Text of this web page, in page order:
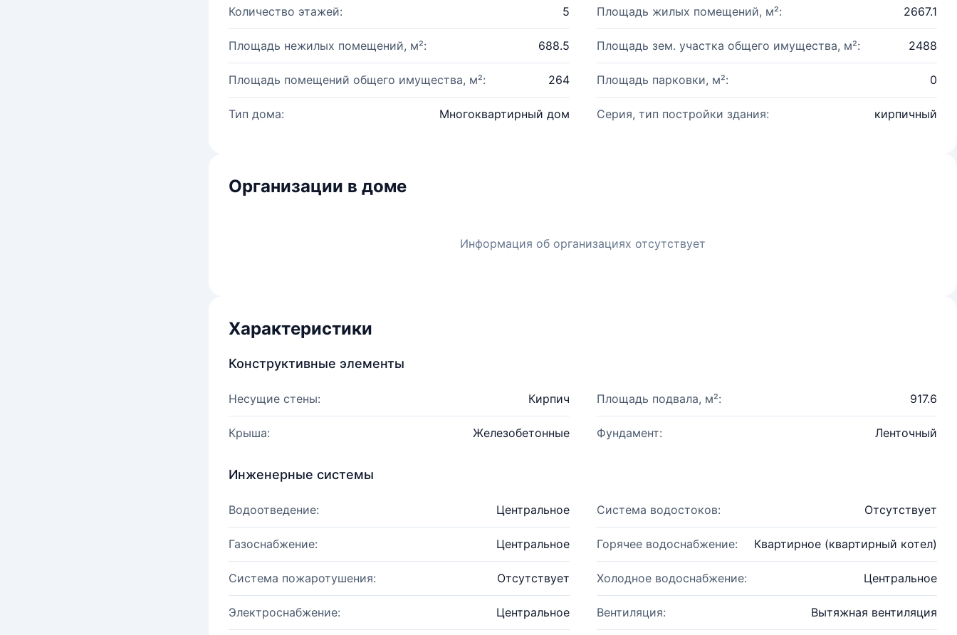
Количество этажей: 5 Площадь жилых помещений, м²: 2667.1
Площадь нежилых помещений, м²: 688.5 Площадь зем. участка общего имущества, м²: 2488
Площадь помещений общего имущества, м²: 264 Площадь парковки, м²: 0
Тип дома: Многоквартирный дом Серия, тип постройки здания: кирпичный
Организации в доме
Информация об организациях отсутствует
Характеристики
Конструктивные элементы
Несущие стены: Кирпич Площадь подвала, м²: 917.6
Крыша: Железобетонные Фундамент: Ленточный
Инженерные системы
Водоотведение: Центральное Система водостоков: Отсутствует
Газоснабжение: Центральное Горячее водоснабжение: Квартирное (квартирный котел)
Система пожаротушения: Отсутствует Холодное водоснабжение: Центральное
Электроснабжение: Центральное Вентиляция: Вытяжная вентиляция